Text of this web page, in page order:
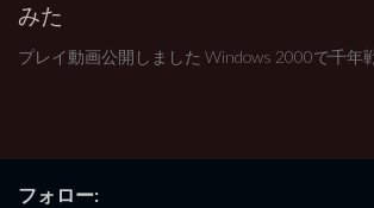
みた
プレイ動画公開しました Windows 2000で千年
フォロー: